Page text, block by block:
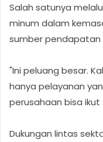
Salah satunya
minum dalam
sumber pendapatan
"Ini peluang besar.
hanya pelayanan
perusahaan bisa ikut
Dukungan lintas